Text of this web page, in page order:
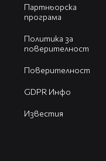
Партньорска
програма
Политика за
поверителност
Поверителност
GDPR Инфо
Известия